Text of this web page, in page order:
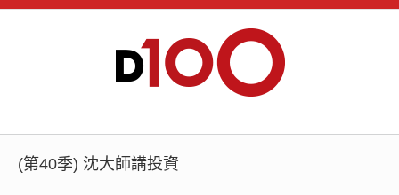
(第40季) 沈大師講投資